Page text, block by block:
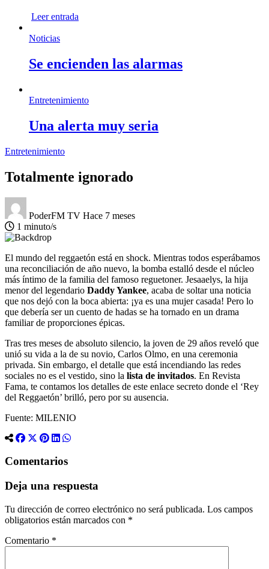
Leer entrada
Noticias
Se encienden las alarmas
Entretenimiento
Una alerta muy seria
Entretenimiento
Totalmente ignorado
PoderFM TV Hace 7 meses
1 minuto/s
El mundo del reggaetón está en shock. Mientras todos esperábamos
una reconciliación de año nuevo, la bomba estalló desde el núcleo
más íntimo de la familia del famoso reguetoner. Jesaaelys, la hija
menor del legendario Daddy Yankee, acaba de soltar una noticia
que nos dejó con la boca abierta: ¡ya es una mujer casada! Pero lo
que debería ser un cuento de hadas se ha tornado en un drama
familiar de proporciones épicas.
Tras tres meses de absoluto silencio, la joven de 29 años reveló que
unió su vida a la de su novio, Carlos Olmo, en una ceremonia
privada. Sin embargo, el detalle que está incendiando las redes
sociales no es el vestido, sino la lista de invitados. En Revista
Fama, te contamos los detalles de este enlace secreto donde el ‘Rey
del Reggaetón’ brilló, pero por su ausencia.
Fuente: MILENIO
Comentarios
Deja una respuesta
Tu dirección de correo electrónico no será publicada. Los campos
obligatorios están marcados con *
Comentario *